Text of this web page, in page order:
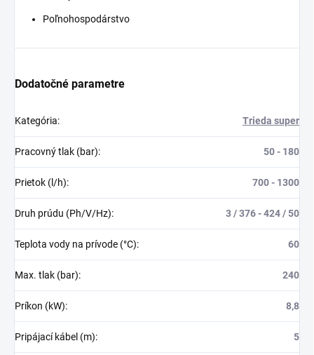
Poľnohospodárstvo
Dodatočné parametre
Kategória: Trieda super
Pracovný tlak (bar): 50 - 180
Prietok (l/h): 700 - 1300
Druh prúdu (Ph/V/Hz): 3 / 376 - 424 / 50
Teplota vody na prívode (°C): 60
Max. tlak (bar): 240
Príkon (kW): 8,8
Pripájací kábel (m): 5